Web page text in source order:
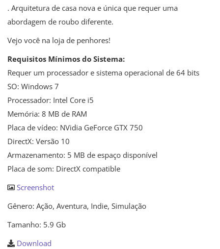
. Arquitetura de casa nova e única que requer uma
abordagem de roubo diferente.
Vejo você na loja de penhores!
Requisitos Mínimos do Sistema:
Requer um processador e sistema operacional de 64 bits
SO: Windows 7
Processador: Intel Core i5
Memória: 8 MB de RAM
Placa de vídeo: NVidia GeForce GTX 750
DirectX: Versão 10
Armazenamento: 5 MB de espaço disponível
Placa de som: DirectX compatible
Screenshot
Gênero: Ação, Aventura, Indie, Simulação
Tamanho: 5.9 Gb
Download